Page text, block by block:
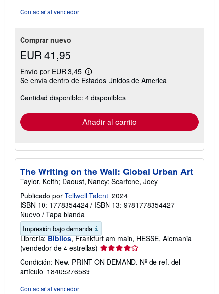
Contactar al vendedor
Comprar nuevo
EUR 41,95
Envío por EUR 3,45
Más
información
las
tarifas
envío
Se envía dentro de Estados Unidos de America
Cantidad disponible: 4 disponibles
Añadir al carrito
The Writing on the Wall: Global Urban Art
Taylor, Keith; Daoust, Nancy; Scarfone, Joey
Publicado por Tellwell Talent, 2024
ISBN 10: 1778354424 / ISBN 13: 9781778354427
Nuevo / Tapa blanda
Impresión bajo demanda
Librería: Biblios, Frankfurt am main, HESSE, Alemania
(vendedor de 4 estrellas) Calificación
del
vendedor:
Condición: New. PRINT ON DEMAND. Nº de ref. del
artículo: 18405276589
Contactar al vendedor